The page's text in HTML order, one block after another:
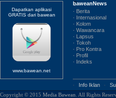
Dapatkan aplikasi
GRATIS dari bawean
www.bawean.net
baweanNews
· Berita
· Internasional
· Kolom
· Wawancara
· Lapsus
· Tokoh
· Pro Kontra
· Profil
· Indeks
· Info Iklan ·
Copyright © 2015 Media Bawean . All Rights